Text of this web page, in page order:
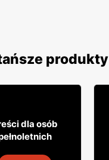
produkty
99
dla osób